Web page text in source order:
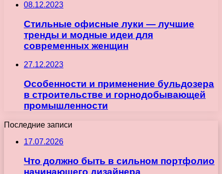
08.12.2023
Стильные офисные луки — лучшие
тренды и модные идеи для
современных женщин
27.12.2023
Особенности и применение бульдозера
в строительстве и горнодобывающей
промышленности
Последние записи
17.07.2026
Что должно быть в сильном портфолио
начинающего дизайнера